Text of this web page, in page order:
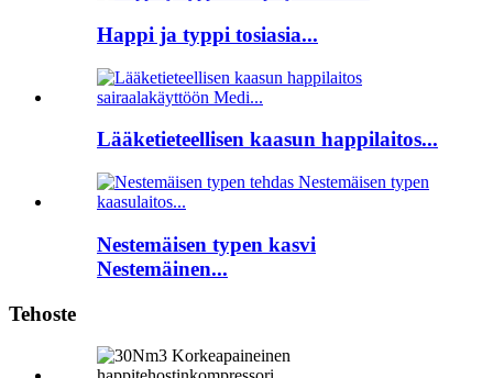
Happi ja typpi tosiasia...
Lääketieteellisen kaasun happilaitos...
Nestemäisen typen kasvi
Nestemäinen...
Tehoste